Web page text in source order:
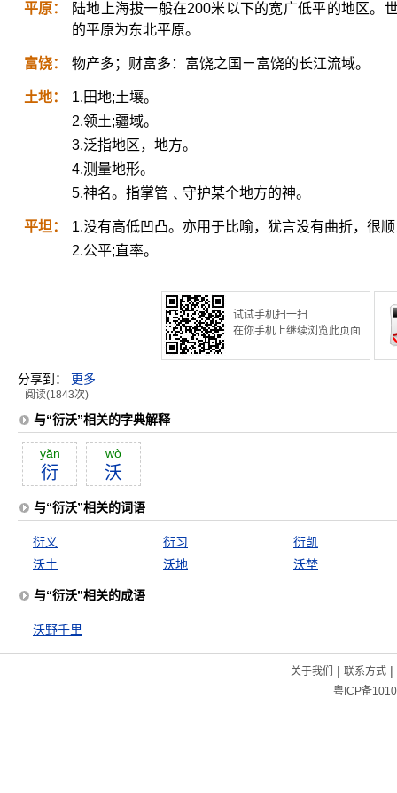
平原：
陆地上海拔一般在200米以下的宽广低平的地区。
的平原为东北平原。
富饶： 物产多；财富多：富饶之国ㄧ富饶的长江流域。
土地：
1.田地;土壤。
2.领土;疆域。
3.泛指地区，地方。
4.测量地形。
5.神名。指掌管﹑守护某个地方的神。
平坦：
1.没有高低凹凸。亦用于比喻，犹言没有曲折，很
2.公平;直率。
试试手机扫一扫
在你手机上继续浏览此页面
分享到： 更多
阅读(1843次)
与“衍沃”相关的字典解释
yăn
衍
wò
沃
与“衍沃”相关的词语
衍义 衍习
衍凯
沃土
沃地 沃埜
与“衍沃”相关的成语
沃野千里
关于我们 | 联系方式|
粤ICP备